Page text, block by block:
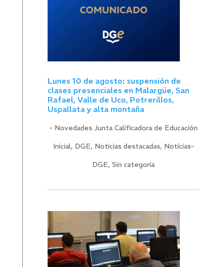
Lunes 10 de agosto: suspensión de
clases presenciales en Malargüe, San
Rafael, Valle de Uco, Potrerillos,
Uspallata y alta montaña
- Novedades Junta Calificadora de Educación
Inicial, DGE, Noticias destacadas, Noticias-
DGE,Sin categoría